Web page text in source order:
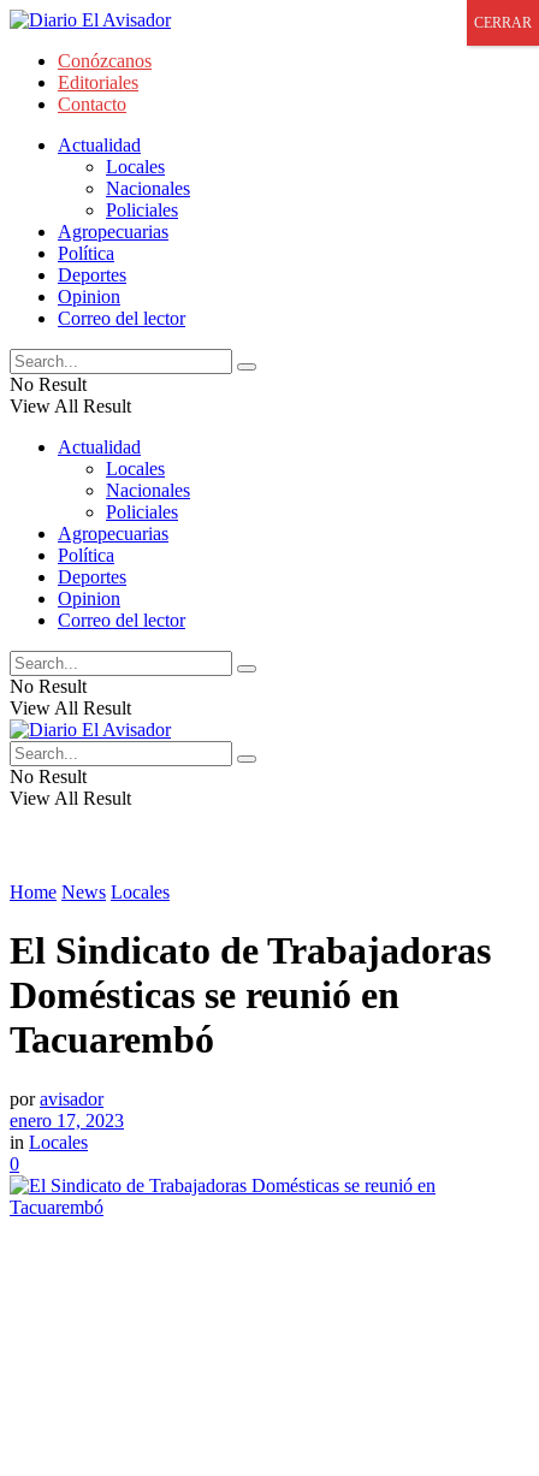
Conózcanos
Editoriales
Contacto
Actualidad
Locales
Nacionales
Policiales
Agropecuarias
Política
Deportes
Opinion
Correo del lector
No Result
View All Result
Actualidad
Locales
Nacionales
Policiales
Agropecuarias
Política
Deportes
Opinion
Correo del lector
No Result
View All Result
No Result
View All Result
Home News Locales
El Sindicato de Trabajadoras
Domésticas se reunió en
Tacuarembó
por avisador
enero 17, 2023
in Locales
0
CERRAR